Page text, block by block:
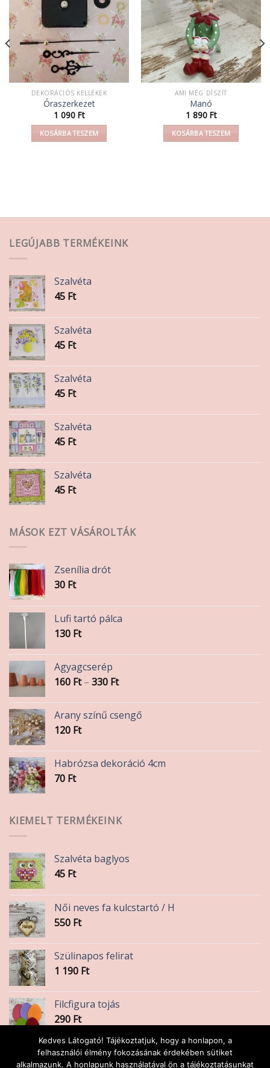
DEKORÁCIÓS KELLÉKEK
Óraszerkezet
1 090 Ft
KOSÁRBA TESZEM
AMI MÉG DÍSZÍT
Manó
1 890 Ft
KOSÁRBA TESZEM
LEGÚJABB TERMÉKEINK
Szalvéta
45 Ft
Szalvéta
45 Ft
Szalvéta
45 Ft
Szalvéta
45 Ft
Szalvéta
45 Ft
MÁSOK EZT VÁSÁROLTÁK
Zsenília drót
30 Ft
Lufi tartó pálca
130 Ft
Agyagcserép
160 Ft – 330 FtÁrtartomány:
-
330 Ft
Arany színű csengő
120 Ft
Habrózsa dekoráció 4cm
70 Ft
KIEMELT TERMÉKEINK
Szalvéta baglyos
45 Ft
Női neves fa kulcstartó / H
550 Ft
Szülinapos felirat
1 190 Ft
Filcfigura tojás
290 Ft
Szalvéta virágos
Kedves Látogató! Tájékoztatjuk, hogy a honlapon, a
felhasználói élmény fokozásának érdekében sütiket
alkalmazunk. A honlapunk használatával ön a tájékoztatásunkat